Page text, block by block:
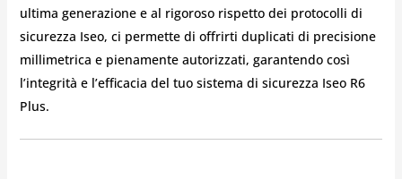
ultima generazione e al rigoroso rispetto dei protocolli di
sicurezza Iseo, ci permette di offrirti duplicati di precisione
millimetrica e pienamente autorizzati, garantendo così
l’integrità e l’efficacia del tuo sistema di sicurezza Iseo R6
Plus.